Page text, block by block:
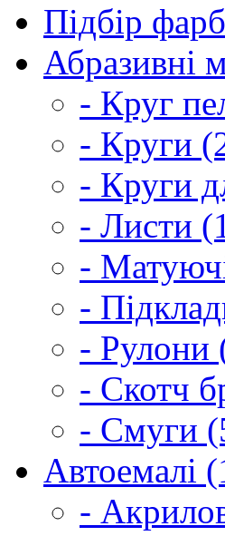
Підбір
Абразивні
- Круг
- Круги
- Круги
- Листи
-
-
- Рулони
- Скотч
- Смуги
Автоемалі
-